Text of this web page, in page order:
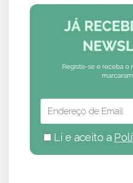
Li e aceito a